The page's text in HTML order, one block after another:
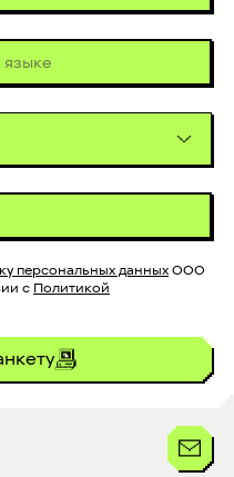
персональных данных ООО
с Политикой